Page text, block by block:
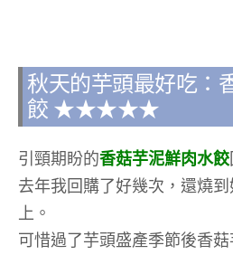
秋天的芋頭最好吃：
餃 ★★★★★
引頸期盼的香菇芋泥鮮肉水餃
去年我回購了好幾次，還燒
上。
可惜過了芋頭盛產季節後香